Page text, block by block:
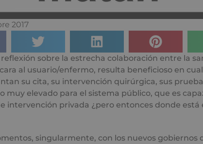
2017
sobre la estrecha colaboración entre la
al usuario/enfermo, resulta beneficioso en
su cita, su intervención quirúrgica, sus
muy elevado para el sistema público, que es
intervención privada ¿pero entonces donde está
singularmente, con los nuevos gobiernos